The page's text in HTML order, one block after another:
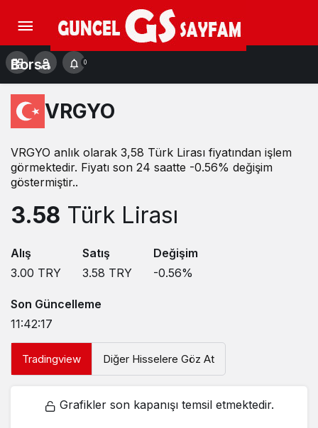
0
Borsa
VRGYO
VRGYO anlık olarak 3,58 Türk Lirası fiyatından işlem
görmektedir. Fiyatı son 24 saatte -0.56% değişim
göstermiştir..
3.58 Türk Lirası
Alış
3.00 TRY
Satış
3.58 TRY
Değişim
-0.56%
Son Güncelleme
11:42:17
Tradingview Diğer Hisselere Göz At
Grafikler son kapanışı temsil etmektedir.